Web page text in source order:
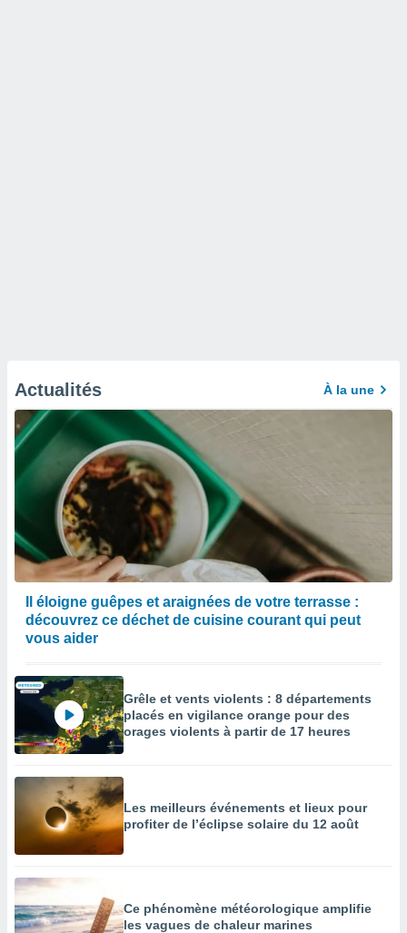
Actualités À la une
Il éloigne guêpes et araignées de votre terrasse :
découvrez ce déchet de cuisine courant qui peut
vous aider
Grêle et vents violents : 8 départements
placés en vigilance orange pour des
orages violents à partir de 17 heures
Les meilleurs événements et lieux pour
profiter de l’éclipse solaire du 12 août
Ce phénomène météorologique amplifie
les vagues de chaleur marines